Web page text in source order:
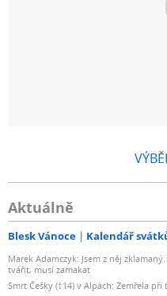
Aktuálně
Blesk Vánoce Kalendář
Marek Adamczyk: Jsem z něj
tvářit, musí zamakat
Smrt Češky (†14) v Alpách: Zemřela při